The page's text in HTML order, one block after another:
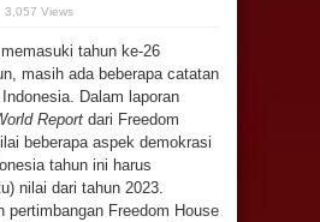
3,057 Views
tahun ke-26
masih ada beberapa catatan
Dalam laporan
Report dari Freedom
beberapa aspek demokrasi
tahun ini harus
nilai dari tahun 2023.
pertimbangan Freedom House